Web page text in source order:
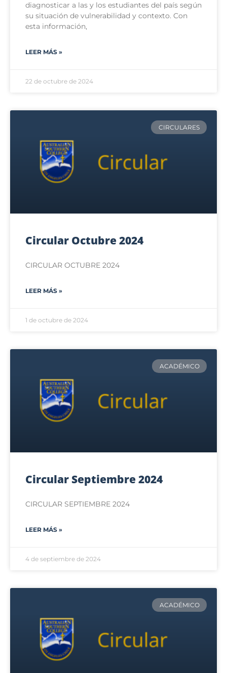
diagnosticar a las y los estudiantes del país según
su situación de vulnerabilidad y contexto. Con
esta información,
LEER MÁS »
22 de octubre de 2024
CIRCULARES
Circular Octubre 2024
CIRCULAR OCTUBRE 2024
LEER MÁS »
1 de octubre de 2024
ACADÉMICO
Circular Septiembre 2024
CIRCULAR SEPTIEMBRE 2024
LEER MÁS »
4 de septiembre de 2024
ACADÉMICO